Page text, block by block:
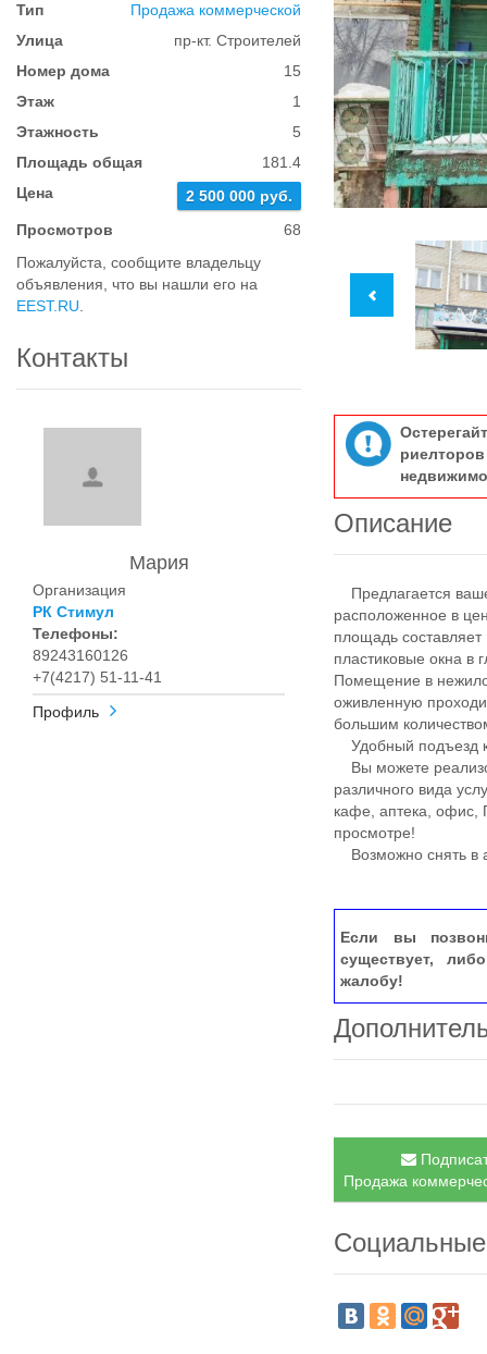
Тип
Продажа коммерческой
Улица
пр-кт. Строителей
Номер дома
15
Этаж
1
Этажность
5
Площадь общая
181.4
Цена
2 500 000 руб.
Просмотров
68
Пожалуйста, сообщите владельцу
объявления, что вы нашли его на
EEST.RU
Контакты
Мария
Организация
РК Стимул
Телефоны:
89243160126
+7(4217) 51-11-41
Профиль
Описание
Предлагается
расположенное в
площадь
пластиковые окна в
Помещение в
оживленную
большим
Удобный подъезд
Вы можете
различного вида
кафе, аптека, офис,
просмотре!
Возможно снять в
Если вы
существует,
жалобу!
Продажа